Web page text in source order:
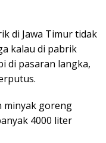
di Jawa Timur tidak
kalau di pabrik
di pasaran langka,
minyak goreng
4000 liter